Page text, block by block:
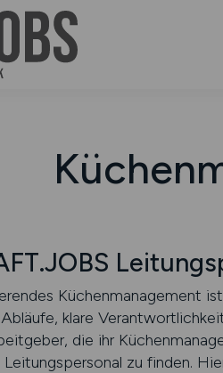
Küchenmanagement
klare
die ihr
zu finden.